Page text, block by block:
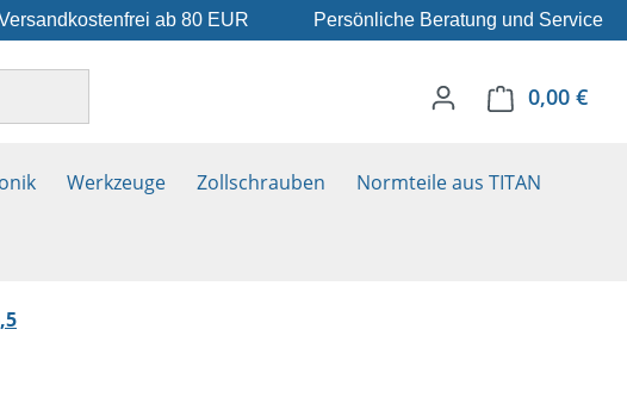
ab 80 EUR Persönliche Beratung und Service
0,00 €
Werkzeuge Zollschrauben Normteile aus TITAN